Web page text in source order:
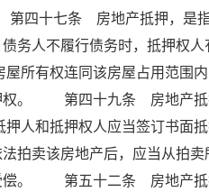
十七条 房地产抵押，是指
务人不履行债务时，抵押权
有权连同该房屋占用范围
权。 第四十九条 房地产抵
人和抵押权人应当签订书
拍卖该房地产后，应当从拍
偿。 第五十二条 房地产抵